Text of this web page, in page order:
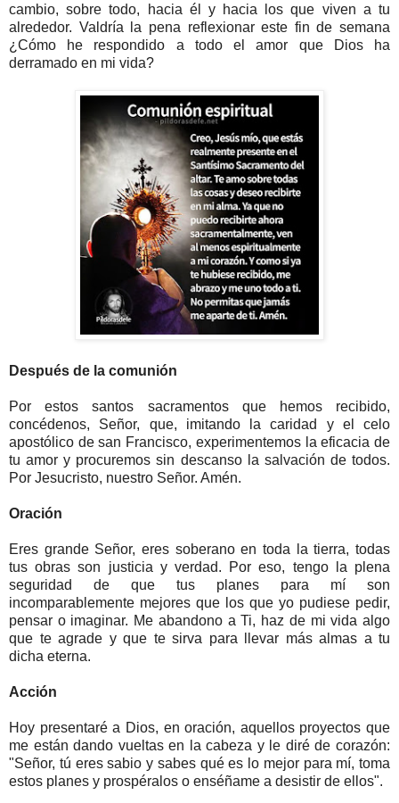
cambio, sobre todo, hacia él y hacia los que viven a tu
alrededor. Valdría la pena reflexionar este fin de semana
¿Cómo he respondido a todo el amor que Dios ha
derramado en mi vida?
Después de la comunión
Por estos santos sacramentos que hemos recibido,
concédenos, Señor, que, imitando la caridad y el celo
apostólico de san Francisco, experimentemos la eficacia de
tu amor y procuremos sin descanso la salvación de todos.
Por Jesucristo, nuestro Señor. Amén.
Oración
Eres grande Señor, eres soberano en toda la tierra, todas
tus obras son justicia y verdad. Por eso, tengo la plena
seguridad de que tus planes para mí son
incomparablemente mejores que los que yo pudiese pedir,
pensar o imaginar. Me abandono a Ti, haz de mi vida algo
que te agrade y que te sirva para llevar más almas a tu
dicha eterna.
Acción
Hoy presentaré a Dios, en oración, aquellos proyectos que
me están dando vueltas en la cabeza y le diré de corazón:
"Señor, tú eres sabio y sabes qué es lo mejor para mí, toma
estos planes y prospéralos o enséñame a desistir de ellos".